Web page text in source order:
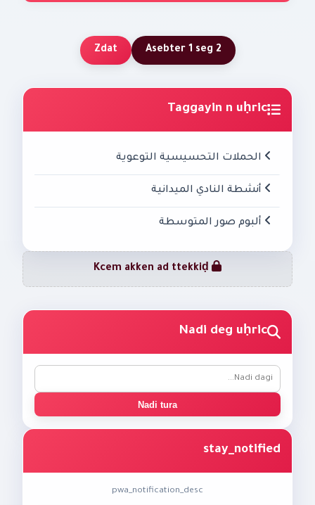
Taggayin n uḥric
الحملات التحسيسية التوعوية
أنشطة النادي الميدانية
ألبوم صور المتوسطة
Nadi deg uḥric
Nadi tura
stay_notified
pwa_notification_desc
Asebter 1 seg 2
Zdat